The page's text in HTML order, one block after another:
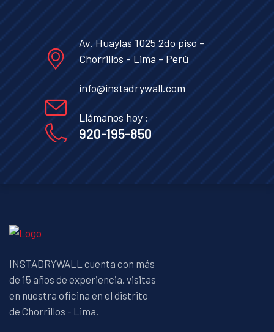
Av. Huaylas 1025 2do piso -
Chorrillos - Lima - Perú
info@instadrywall.com
Llámanos hoy :
920-195-850
INSTADRYWALL cuenta con más
de 15 años de experiencia. visitas
en nuestra oficina en el distrito
de Chorrillos - Lima.